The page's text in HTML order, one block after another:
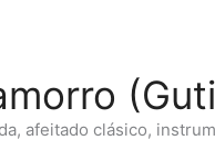
afeitado clásico,